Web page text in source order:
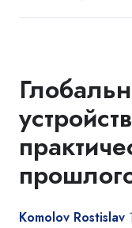
Komolov Rostislav